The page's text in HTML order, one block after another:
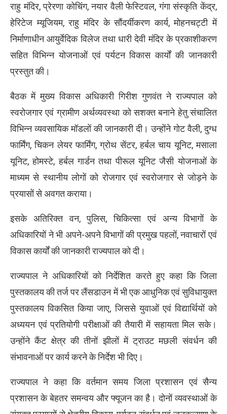
राहु मंदिर, प्रेरणा कोचिंग, नयार वैली फेस्टिवल, गंगा संस्कृति केंद्र,
हेरिटेज म्यूजियम, राहु मंदिर के सौंदर्यीकरण कार्य, मोहनचट्टी में
निर्माणाधीन आयुर्वेदिक विलेज तथा धारी देवी मंदिर के प्रकाशीकरण
सहित विभिन्न योजनाओं एवं पर्यटन विकास कार्यों की जानकारी
प्रस्तुत की।
बैठक में मुख्य विकास अधिकारी गिरीश गुणवंत ने राज्यपाल को
स्वरोजगार एवं ग्रामीण अर्थव्यवस्था को सशक्त बनाने हेतु संचालित
विभिन्न व्यवसायिक मॉडलों की जानकारी दी। उन्होंने गोट वैली, दुग्ध
फार्मिंग, चिकन लेयर फार्मिंग, ग्रोथ सेंटर, हर्बल चाय यूनिट, मसाला
यूनिट, होमस्टे, हर्बल गार्डन तथा पीरूल यूनिट जैसी योजनाओं के
माध्यम से स्थानीय लोगों को रोजगार एवं स्वरोजगार से जोड़ने के
प्रयासों से अवगत कराया।
इसके अतिरिक्त वन, पुलिस, चिकित्सा एवं अन्य विभागों के
अधिकारियों ने भी अपने-अपने विभागों की प्रमुख पहलों, नवाचारों एवं
विकास कार्यों की जानकारी राज्यपाल को दी।
राज्यपाल ने अधिकारियों को निर्देशित करते हुए कहा कि जिला
पुस्तकालय की तर्ज पर लैंसडाउन में भी एक आधुनिक एवं सुविधायुक्त
पुस्तकालय विकसित किया जाए, जिससे युवाओं एवं विद्यार्थियों को
अध्ययन एवं प्रतियोगी परीक्षाओं की तैयारी में सहायता मिल सके।
उन्होंने कैंट क्षेत्र की तीनों झीलों में ट्राउट मछली संवर्धन की
संभावनाओं पर कार्य करने के निर्देश भी दिए।
राज्यपाल ने कहा कि वर्तमान समय जिला प्रशासन एवं सैन्य
प्रशासन के बेहतर समन्वय और फ्यूजन का है। दोनों व्यवस्थाओं के